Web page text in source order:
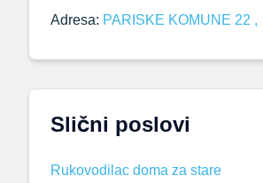
Slični poslovi
Rukovodilac doma za stare
Adresa: PARISKE KOMUNE 22 ,